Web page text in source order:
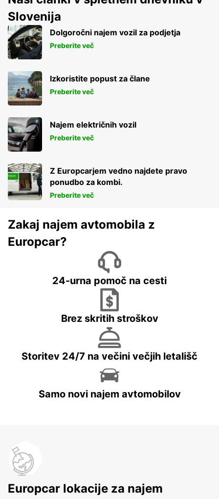
Slovenija
Dolgoročni najem vozil za podjetja
Preberite več
Izkoristite popust za člane
Preberite več
Najem električnih vozil
Preberite več
Z Europcarjem vedno najdete pravo
ponudbo za kombi.
Preberite več
Zakaj najem avtomobila z
Europcar?
24-urna pomoč na cesti
Brez skritih stroškov
Storitev 24/7 na večini večjih letališč
Samo novi najem avtomobilov
Europcar lokacije za najem